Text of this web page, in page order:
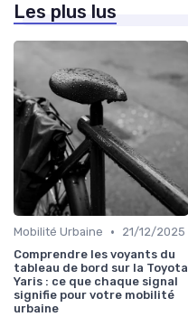
Les plus lus
Mobilité Urbaine •
21/12/2025
Comprendre les voyants du
tableau de bord sur la Toyota
Yaris : ce que chaque signal
signifie pour votre mobilité
urbaine